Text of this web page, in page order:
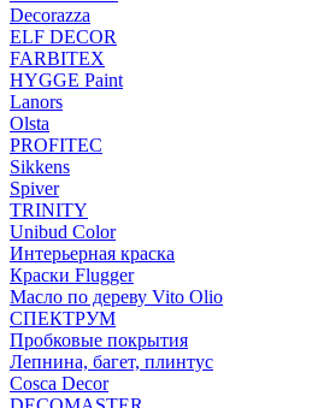
Decorazza
ELF DECOR
FARBITEX
HYGGE Paint
Lanors
Olsta
PROFITEC
Sikkens
Spiver
TRINITY
Unibud Color
Интерьерная краска
Краски Flugger
Масло по дереву Vito Olio
СПЕКТРУМ
Пробковые покрытия
Лепнина, багет, плинтус
Cosca Decor